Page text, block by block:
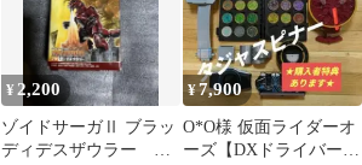
¥ 2,200
ゾイドサーガⅡ ブラッ
ディデスザウラー ゾ
¥7,900
O*O様 仮面ライダーオ
ーズ【DXドライバー用